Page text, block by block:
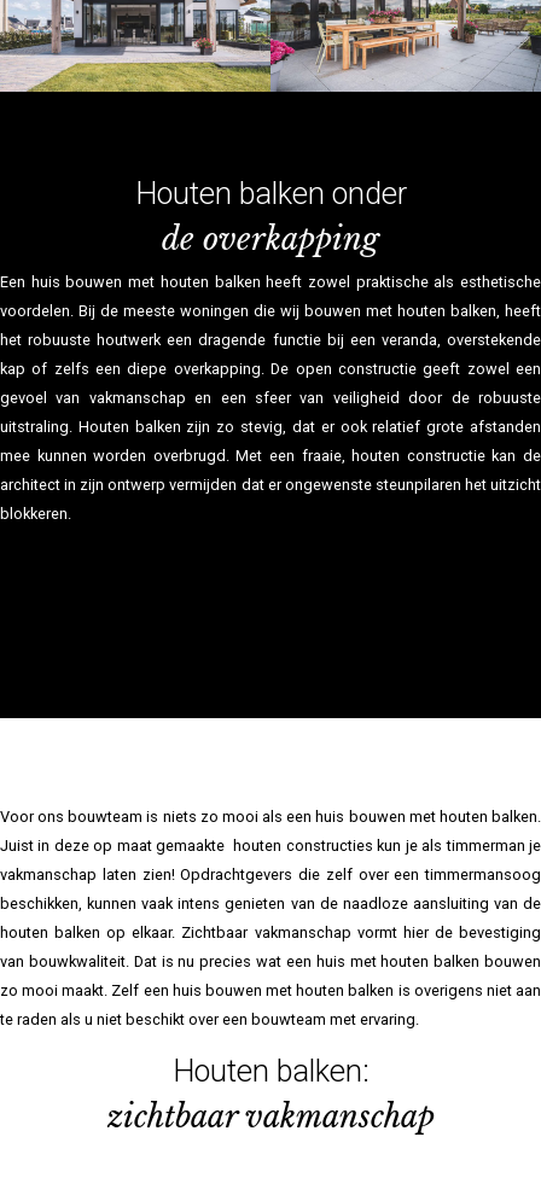
Houten balken onder
de overkapping
Een huis bouwen met houten balken heeft zowel praktische als esthetische
voordelen. Bij de meeste woningen die wij bouwen met houten balken, heeft
het robuuste houtwerk een dragende functie bij een veranda, overstekende
kap of zelfs een diepe overkapping. De open constructie geeft zowel een
gevoel van vakmanschap en een sfeer van veiligheid door de robuuste
uitstraling. Houten balken zijn zo stevig, dat er ook relatief grote afstanden
mee kunnen worden overbrugd. Met een fraaie, houten constructie kan de
architect in zijn ontwerp vermijden dat er ongewenste steunpilaren het uitzicht
blokkeren.
Voor ons bouwteam is niets zo mooi als een huis bouwen met houten balken.
Juist in deze op maat gemaakte houten constructies kun je als timmerman je
vakmanschap laten zien! Opdrachtgevers die zelf over een timmermansoog
beschikken, kunnen vaak intens genieten van de naadloze aansluiting van de
houten balken op elkaar. Zichtbaar vakmanschap vormt hier de bevestiging
van bouwkwaliteit. Dat is nu precies wat een huis met houten balken bouwen
zo mooi maakt. Zelf een huis bouwen met houten balken is overigens niet aan
te raden als u niet beschikt over een bouwteam met ervaring.
Houten balken:
zichtbaar vakmanschap